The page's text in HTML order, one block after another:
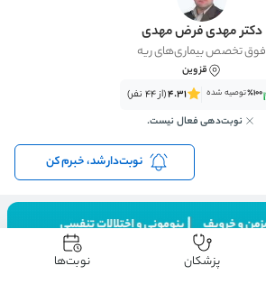
دکتر مهدی فرض مهدی
فوق تخصص بیماری‌های ریه
قزوین
٪100‌‌‌توصیه شده 4.31(از 44 نفر)
نوبت‌دهی فعال نیست.
نوبت‌دار شد، خبرم کن
پزشکان نوبت‌ها